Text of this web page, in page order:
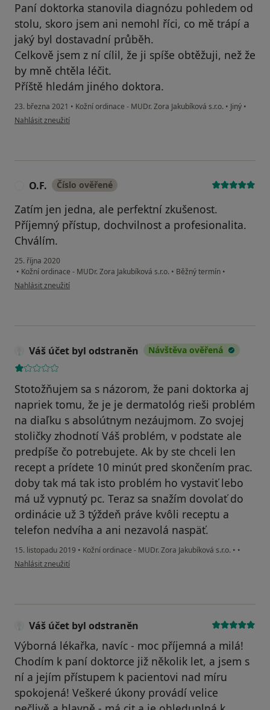
Paní doktorka stanovila diagnózu pohledem od
stolu, skoro jsem ani nemohl říci, co mě trápí a
jaký byl dostavadní průběh.
Celkově jsem z ní cílil, že ji spíše obtěžuji, než že
by mně chtěla léčit.
Příště hledám jiného doktora.
23. března 2021 • Kožní ordinace - MUDr. Zora Jakubíková s.r.o. • Jiný •
podle názoru uživatele Váš účet byl odstraněn
Nahlásit zneužití
O.F. Číslo ověřené
Zatím jen jedna, ale perfektní zkušenost.
Příjemný přístup, dochvilnost a profesionalita.
Chválím.
25. října 2020
• Kožní ordinace - MUDr. Zora Jakubíková s.r.o. • Běžný termín •
podle názoru uživatele O.F.
Nahlásit zneužití
Váš účet byl odstraněn Návštěva ověřená
Stotožňujem sa s názorom, že pani doktorka aj
napriek tomu, že je je dermatológ rieši problém
na diaľku s absolútnym nezáujmom. Zo svojej
stoličky zhodnotí Váš problém, v podstate ale
predpíše čo potrebujete. Ak by ste chceli len
recept a prídete 10 minút pred skončením prac.
doby tak má tak isto problém ho vystaviť lebo
má už vypnutý pc. Teraz sa snažím dovolať do
ordinácie už 3 týždeň práve kvôli receptu a
telefon nedvíha a ani nezavolá naspäť.
15. listopadu 2019 • Kožní ordinace - MUDr. Zora Jakubíková s.r.o. • •
podle názoru uživatele Váš účet byl odstraněn
Nahlásit zneužití
Váš účet byl odstraněn
Výborná lékařka, navíc - moc příjemná a milá!
Chodím k paní doktorce již několik let, a jsem s
ní a jejím přístupem k pacientovi nad míru
spokojená! Veškeré úkony provádí velice